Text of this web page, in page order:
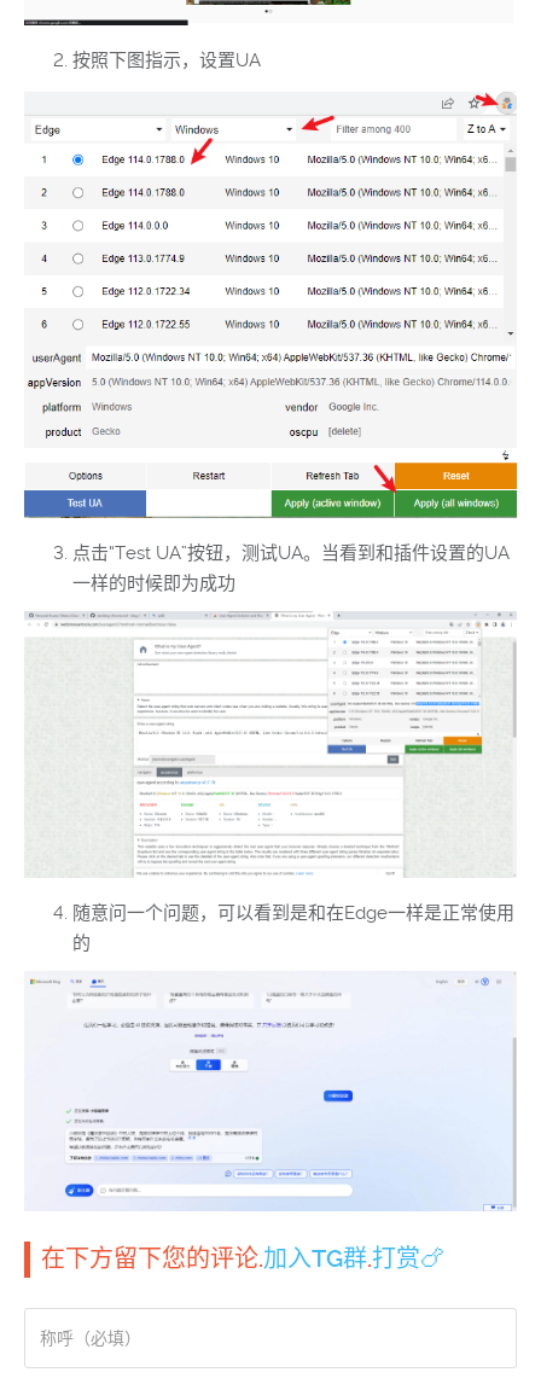
按照下图指示，设置UA
点击“Test UA”按钮，测试UA。当看到和插件设置的UA
一样的时候即为成功
随意问一个问题，可以看到是和在Edge一样是正常使用
的
在下方留下您的评论.加入TG群.打赏🍗